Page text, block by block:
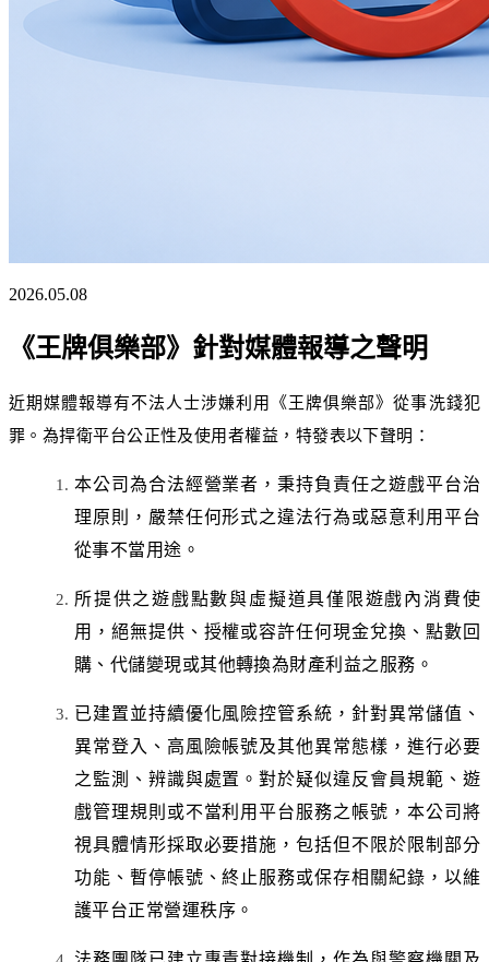
2026.05.08
《王牌俱樂部》針對媒體報導之聲明
近期媒體報導有不法人士涉嫌利用《王牌俱樂部》從事洗錢犯
罪。為捍衛平台公正性及使用者權益，特發表以下聲明：
本公司為合法經營業者，秉持負責任之遊戲平台治
理原則，嚴禁任何形式之違法行為或惡意利用平台
從事不當用途。
所提供之遊戲點數與虛擬道具僅限遊戲內消費使
用，絕無提供、授權或容許任何現金兌換、點數回
購、代儲變現或其他轉換為財產利益之服務。
已建置並持續優化風險控管系統，針對異常儲值、
異常登入、高風險帳號及其他異常態樣，進行必要
之監測、辨識與處置。對於疑似違反會員規範、遊
戲管理規則或不當利用平台服務之帳號，本公司將
視具體情形採取必要措施，包括但不限於限制部分
功能、暫停帳號、終止服務或保存相關紀錄，以維
護平台正常營運秩序。